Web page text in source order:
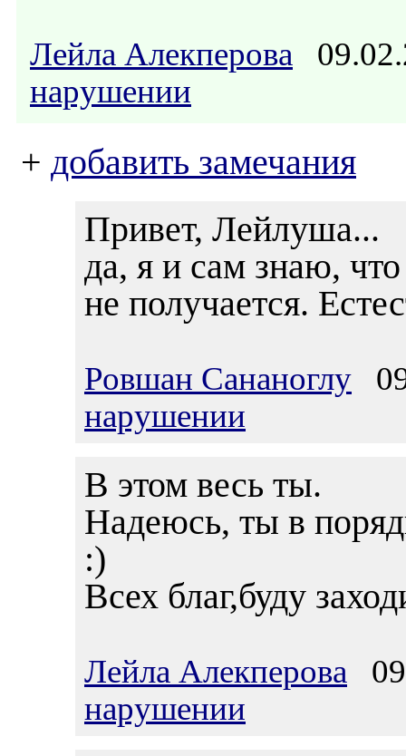
Лейла Алекперова
нарушении
+ добавить замечания
Привет, Лейлуша...
да, я и сам знаю,
не получается.
Ровшан Сананоглу
нарушении
В этом весь ты.
Надеюсь, ты в
:)
Всех благ,буду
Лейла Алекперова
нарушении